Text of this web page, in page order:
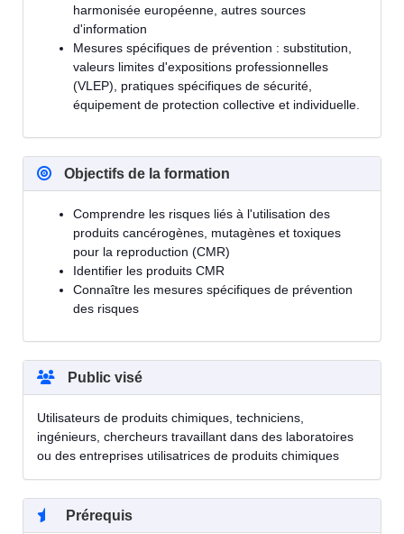
harmonisée européenne, autres sources
d'information
Mesures spécifiques de prévention : substitution,
valeurs limites d'expositions professionnelles
(VLEP), pratiques spécifiques de sécurité,
équipement de protection collective et individuelle.
Objectifs de la formation
Comprendre les risques liés à l'utilisation des
produits cancérogènes, mutagènes et toxiques
pour la reproduction (CMR)
Identifier les produits CMR
Connaître les mesures spécifiques de prévention
des risques
Public visé
Utilisateurs de produits chimiques, techniciens,
ingénieurs, chercheurs travaillant dans des laboratoires
ou des entreprises utilisatrices de produits chimiques
Prérequis